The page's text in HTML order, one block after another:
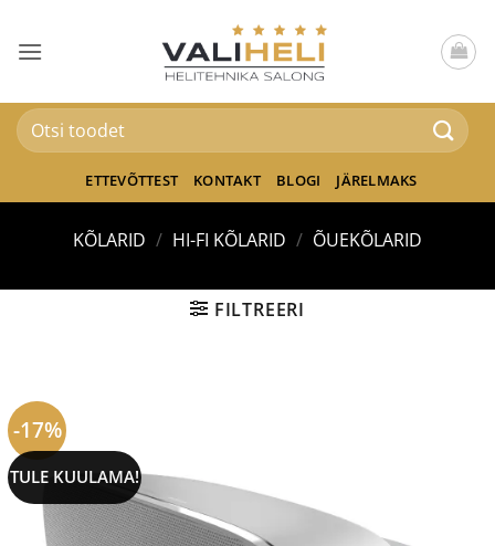
content
Otsi:
ETTEVÕTTEST KONTAKT BLOGI JÄRELMAKS
KÕLARID / HI-FI KÕLARID / ÕUEKÕLARID
FILTREERI
-17%
TULE KUULAMA!